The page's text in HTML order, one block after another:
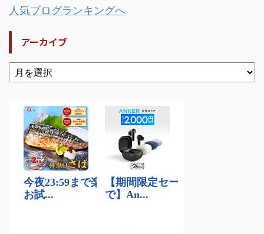
人気ブログランキングへ
アーカイブ